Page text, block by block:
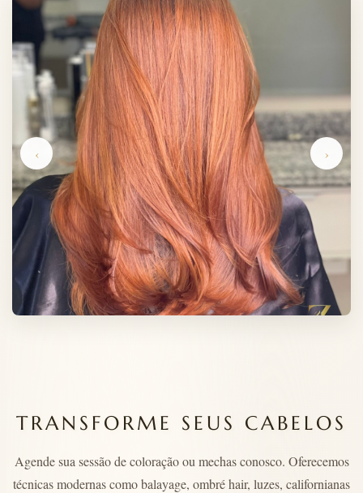
‹ ›
TRANSFORME SEUS CABELOS
Agende sua sessão de coloração ou mechas conosco. Oferecemos
técnicas modernas como balayage, ombré hair, luzes, californianas